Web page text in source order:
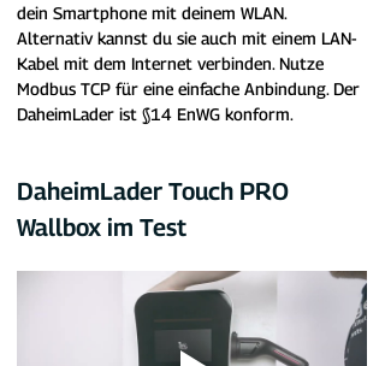
dein Smartphone mit deinem WLAN.
Alternativ kannst du sie auch mit einem LAN-
Kabel mit dem Internet verbinden. Nutze
Modbus TCP für eine einfache Anbindung. Der
DaheimLader ist §14 EnWG konform.
DaheimLader Touch PRO
Wallbox im Test